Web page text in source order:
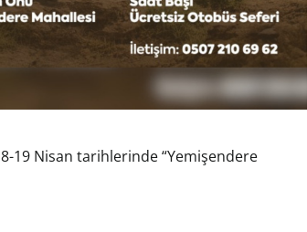
19 Nisan tarihlerinde “Yemişendere